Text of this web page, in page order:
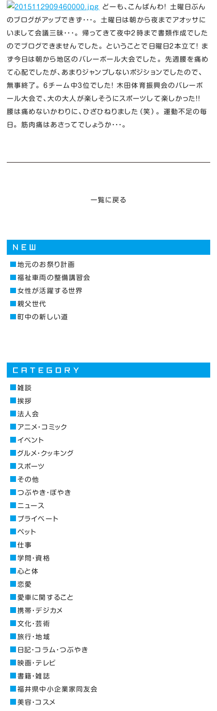
どーも、こんばんわ！ 土曜日ぶん
のブログがアップできず・・・。 土曜日は朝から夜までアオッサに
いまして会議三昧・・・。 帰ってきて夜中２時まで書類作成でした
のでブログできませんでした。 ということで日曜日２本立て！ ま
ず今日は朝から地区のバレーボール大会でした。 先週腰を痛め
て心配でしたが、あまりジャンプしないポジションでしたので、
無事終了。 ６チーム中３位でした！ 木田体育振興会のバレーボ
ール大会で、大の大人が楽しそうにスポーツして楽しかった！！
腰は痛めないかわりに、ひざひねりました（笑）。 運動不足の毎
日。 筋肉痛はあさってでしょうか・・・。
一覧に戻る
地元のお祭り計画
福祉車両の整備講習会
女性が活躍する世界
親父世代
町中の新しい道
雑談
挨拶
法人会
アニメ・コミック
イベント
グルメ・クッキング
スポーツ
その他
つぶやき・ぼやき
ニュース
プライベート
ペット
仕事
学問・資格
心と体
恋愛
愛車に関すること
携帯・デジカメ
文化・芸術
旅行・地域
日記・コラム・つぶやき
映画・テレビ
書籍・雑誌
福井県中小企業家同友会
美容・コスメ